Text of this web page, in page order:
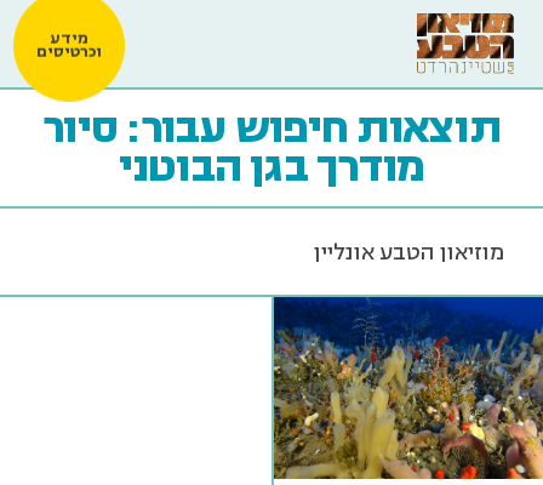
מידע
וכרטיסים
תוצאות חיפוש עבור: סיור
מודרך בגן הבוטני
מוזיאון הטבע אונליין